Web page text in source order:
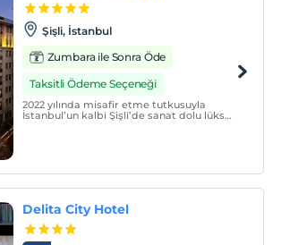
Şişli, İstanbul
Zumbara ile Sonra Öde
Taksitli Ödeme Seçeneği
2022 yılında misafir etme tutkusuyla
İstanbul’un kalbi Şişli’de sanat dolu lüks
Delita City Hotel